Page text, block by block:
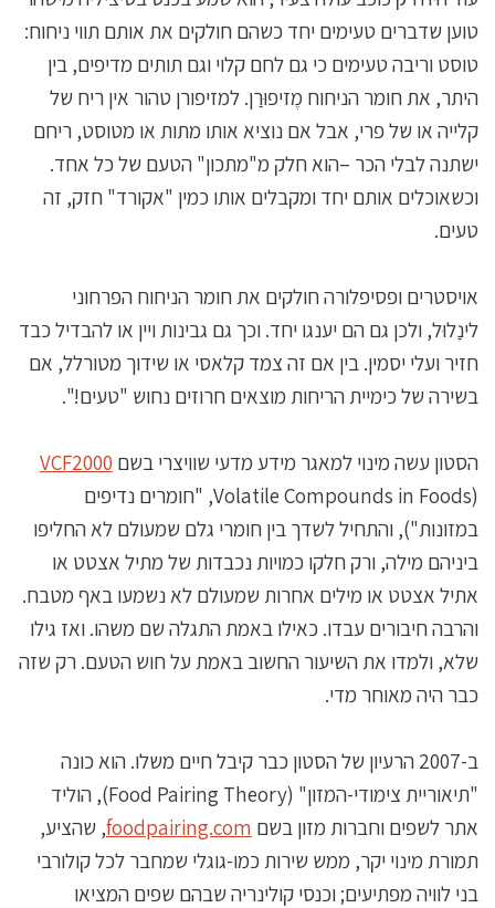
טוען שדברים טעימים יחד כשהם חולקים את אותם תווי ניחוח:
טוסט וריבה טעימים כי גם לחם קלוי וגם תותים מדיפים, בין
היתר, את חומר הניחוח מֶזיפוּרַן. למזיפורן טהור אין ריח של
קלייה או של פרי, אבל אם נוציא אותו מתות או מטוסט, ריחם
ישתנה לבלי הכר –הוא חלק מ"מתכון" הטעם של כל אחד.
וכשאוכלים אותם יחד ומקבלים אותו כמין "אקורד" חזק, זה
טעים.
אויסטרים ופסיפלורה חולקים את חומר הניחוח הפרחוני
לינַלוּל, ולכן גם הם יענגו יחד. וכך גם גבינות ויין או להבדיל כבד
חזיר ועלי יסמין. בין אם זה צמד קלאסי או שידוך מטורלל, אם
בשירה של כימיית הריחות מוצאים חרוזים נחוש "טעים!".
הסטון עשה מינוי למאגר מידע מדעי שוויצרי בשם VCF2000
(Volatile Compounds in Foods, "חומרים נדיפים
במזונות"), והתחיל לשדך בין חומרי גלם שמעולם לא החליפו
ביניהם מילה, ורק חלקו כמויות נכבדות של מתיל אצטט או
אתיל אצטט או מילים אחרות שמעולם לא נשמעו באף מטבח.
והרבה חיבורים עבדו. כאילו באמת התגלה שם משהו. ואז גילו
שלא, ולמדו את השיעור החשוב באמת על חוש הטעם. רק שזה
כבר היה מאוחר מדי.
ב-2007 הרעיון של הסטון כבר קיבל חיים משלו. הוא כונה
"תיאוריית צימודי-המזון" (Food Pairing Theory), הוליד
אתר לשפים וחברות מזון בשם foodpairing.com, שהציע,
תמורת מינוי יקר, ממש שירות כמו-גוגלי שמחבר לכל קולורבי
בני לוויה מפתיעים; וכנסי קולינריה שבהם שפים המציאו